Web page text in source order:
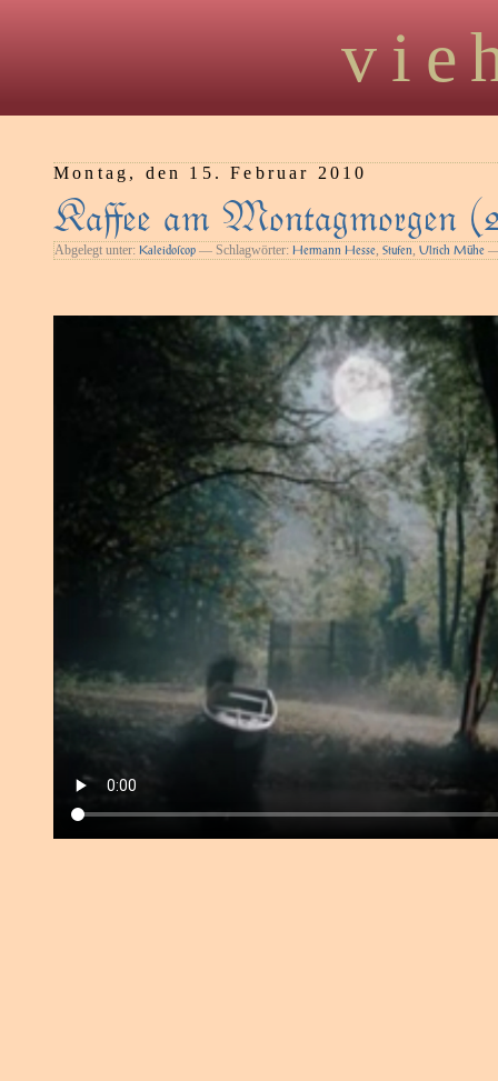
Montag, den 15. Februar 2010
Kaﬀee am Montagmorgen
Abgelegt unter: Kaleidoſcop — Schlagwörter: Hermann Hesse, Stufen, Ulrich Mühe —